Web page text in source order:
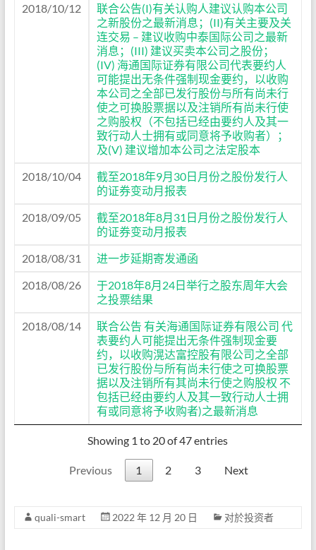
2018/10/12
联合公告(I)有关认购人建议认购本公司
之新股份之最新消息；(II)有关主要及关
连交易 – 建议收购中泰国际公司之最新
消息；(III) 建议买卖本公司之股份；
(IV) 海通国际证券有限公司代表要约人
可能提出无条件强制现金要约，以收购
本公司之全部已发行股份与所有尚未行
使之可换股票据以及注销所有尚未行使
之购股权（不包括已经由要约人及其一
致行动人士拥有或同意将予收购者）；
及(V) 建议增加本公司之法定股本
2018/10/04
截至2018年9月30日月份之股份发行人
的证券变动月报表
2018/09/05
截至2018年8月31日月份之股份发行人
的证券变动月报表
2018/08/31
进一步延期寄发通函
2018/08/26
于2018年8月24日举行之股东周年大会
之投票结果
2018/08/14
联合公告 有关海通国际证券有限公司 代
表要约人可能提出无条件强制现金要
约，以收购滉达富控股有限公司之全部
已发行股份与所有尚未行使之可换股票
据以及注销所有其尚未行使之购股权 不
包括已经由要约人及其一致行动人士拥
有或同意将予收购者)之最新消息
Showing 1 to 20 of 47 entries
Previous 1 2 3 Next
quali-smart 2022 年 12 月 20 日 对於投资者